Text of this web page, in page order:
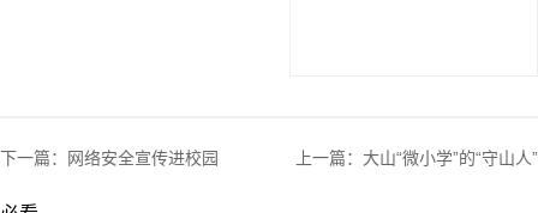
上一篇： 大山“微小学”的“守山人”
下一篇： 网络安全宣传进校园